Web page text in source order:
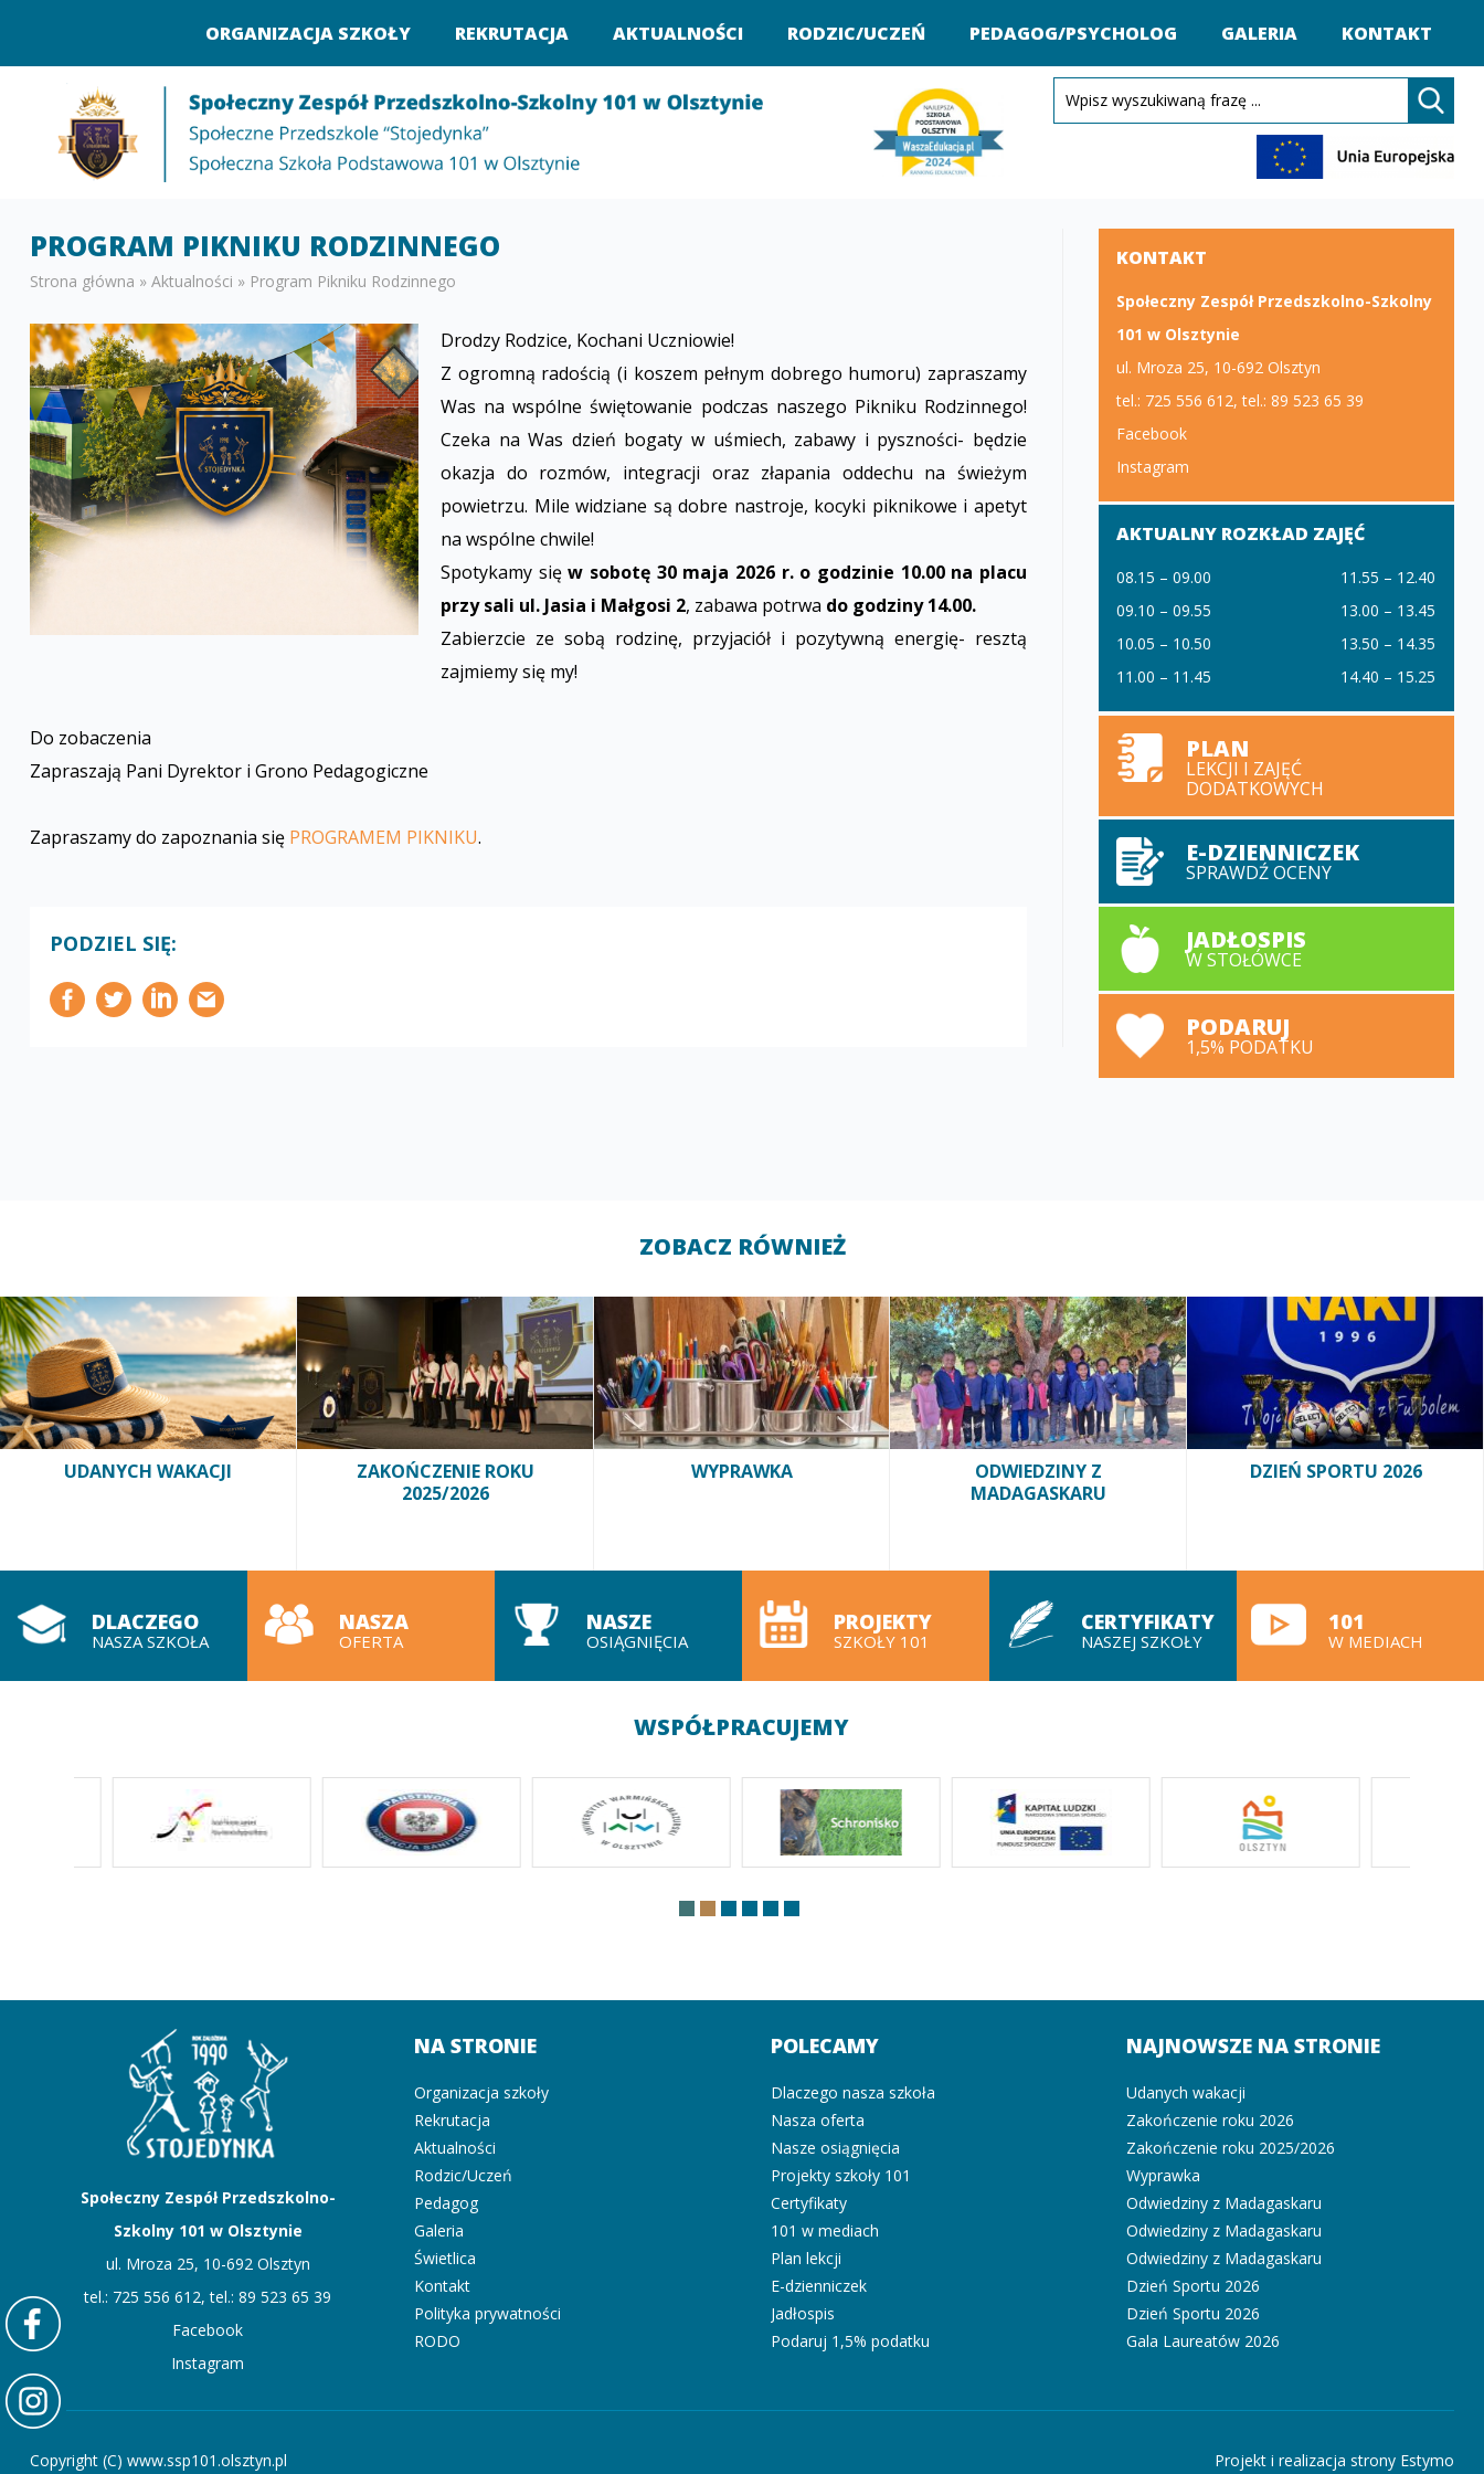
ORGANIZACJA SZKOŁY REKRUTACJA AKTUALNOŚCI RODZIC/UCZEŃ PEDAGOG/PSYCHOLOG GALERIA KONTAKT
PROGRAM PIKNIKU RODZINNEGO
Strona główna » Aktualności » Program Pikniku Rodzinnego
Drodzy Rodzice, Kochani Uczniowie!
Z ogromną radością (i koszem pełnym dobrego humoru) zapraszamy
Was na wspólne świętowanie podczas naszego Pikniku Rodzinnego!
Czeka na Was dzień bogaty w uśmiech, zabawy i pyszności- będzie
okazja do rozmów, integracji oraz złapania oddechu na świeżym
powietrzu. Mile widziane są dobre nastroje, kocyki piknikowe i apetyt
na wspólne chwile!
Spotykamy sięw sobotę 30 maja 2026 r. o godzinie 10.00 na placu
przy sali ul. Jasia i Małgosi 2, zabawa potrwa do godziny 14.00.
Zabierzcie ze sobą rodzinę, przyjaciół i pozytywną energię- resztą
zajmiemy się my!
Do zobaczenia
Zapraszają Pani Dyrektor i Grono Pedagogiczne
Zapraszamy do zapoznania się PROGRAMEM PIKNIKU.
PODZIEL SIĘ:
KONTAKT
Społeczny Zespół Przedszkolno-Szkolny
101 w Olsztynie
ul. Mroza 25, 10-692 Olsztyn
tel.: 725 556 612, tel.: 89 523 65 39
Facebook
Instagram
AKTUALNY ROZKŁAD ZAJĘĆ
08.15 – 09.00
09.10 – 09.55
10.05 – 10.50
11.00 – 11.45
11.55 – 12.40
13.00 – 13.45
13.50 – 14.35
14.40 – 15.25
PLAN
LEKCJI I ZAJĘĆ
DODATKOWYCH
E-DZIENNICZEK
SPRAWDŹ OCENY
JADŁOSPIS
W STOŁÓWCE
PODARUJ
1,5% PODATKU
ZOBACZ RÓWNIEŻ
UDANYCH WAKACJI
ZAKOŃCZENIE ROKU
2025/2026
WYPRAWKA
ODWIEDZINY Z
MADAGASKARU
DZIEŃ SPORTU 2026
DLACZEGO
NASZA SZKOŁA
NASZA
OFERTA
NASZE
OSIĄGNIĘCIA
PROJEKTY
SZKOŁY 101
CERTYFIKATY
NASZEJ SZKOŁY
101
W MEDIACH
WSPÓŁPRACUJEMY
Społeczny Zespół Przedszkolno-
Szkolny 101 w Olsztynie
ul. Mroza 25, 10-692 Olsztyn
tel.: 725 556 612, tel.: 89 523 65 39
Facebook
Instagram
NA STRONIE
Organizacja szkoły
Rekrutacja
Aktualności
Rodzic/Uczeń
Pedagog
Galeria
Świetlica
Kontakt
Polityka prywatności
RODO
POLECAMY
Dlaczego nasza szkoła
Nasza oferta
Nasze osiągnięcia
Projekty szkoły 101
Certyfikaty
101 w mediach
Plan lekcji
E-dzienniczek
Jadłospis
Podaruj 1,5% podatku
NAJNOWSZE NA STRONIE
Udanych wakacji
Zakończenie roku 2026
Zakończenie roku 2025/2026
Wyprawka
Odwiedziny z Madagaskaru
Odwiedziny z Madagaskaru
Odwiedziny z Madagaskaru
Dzień Sportu 2026
Dzień Sportu 2026
Gala Laureatów 2026
Copyright (C) www.ssp101.olsztyn.pl Projekt i realizacja strony Estymo